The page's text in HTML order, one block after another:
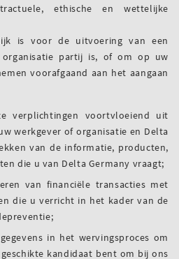
ethische en wettelijke
is voor de uitvoering van een
partij is, of om op uw
voorafgaand aan het aangaan
verplichtingen voortvloeiend uit
werkgever of organisatie en Delta
van de informatie, producten,
die u van Delta Germany vraagt;
van financiële transacties met
die u verricht in het kader van de
in het wervingsproces om
kandidaat bent om bij ons